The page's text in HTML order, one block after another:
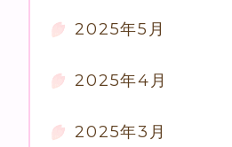
2025年5月
2025年4月
2025年3月